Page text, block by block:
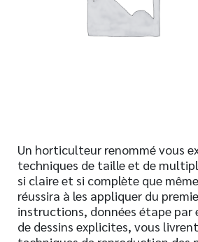
À PROPOS
CONTACT
Un horticulteur renommé vous
techniques de taille et de
si claire et si complète que
réussira à les appliquer du
instructions, données étape par
de dessins explicites, vous